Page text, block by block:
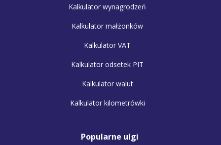
Kalkulator wynagrodzeń
Kalkulator małżonków
Kalkulator VAT
Kalkulator odsetek PIT
Kalkulator walut
Kalkulator kilometrówki
Popularne ulgi